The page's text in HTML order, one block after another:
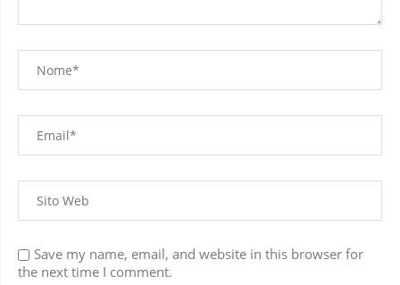
Save my name, email, and website in this browser for
the next time I comment.